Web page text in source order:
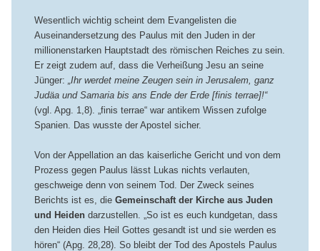
Wesentlich wichtig scheint dem Evangelisten die
Auseinandersetzung des Paulus mit den Juden in der
millionenstarken Hauptstadt des römischen Reiches zu sein.
Er zeigt zudem auf, dass die Verheißung Jesu an seine
Jünger: „Ihr werdet meine Zeugen sein in Jerusalem, ganz
Judäa und Samaria bis ans Ende der Erde [finis terrae]!“
(vgl. Apg. 1,8). „finis terrae“ war antikem Wissen zufolge
Spanien. Das wusste der Apostel sicher.
Von der Appellation an das kaiserliche Gericht und von dem
Prozess gegen Paulus lässt Lukas nichts verlauten,
geschweige denn von seinem Tod. Der Zweck seines
Berichts ist es, die Gemeinschaft der Kirche aus Juden
und Heiden darzustellen. „So ist es euch kundgetan, dass
den Heiden dies Heil Gottes gesandt ist und sie werden es
hören“ (Apg. 28,28). So bleibt der Tod des Apostels Paulus